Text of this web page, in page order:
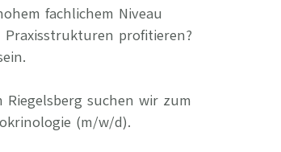
fachlichem Niveau
profitieren?
suchen wir zum
(m/w/d).